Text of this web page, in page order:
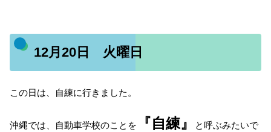
12月20日 火曜日
この日は、自練に行きました。
沖縄では、自動車学校のことを 『自練』
と呼ぶみたいで